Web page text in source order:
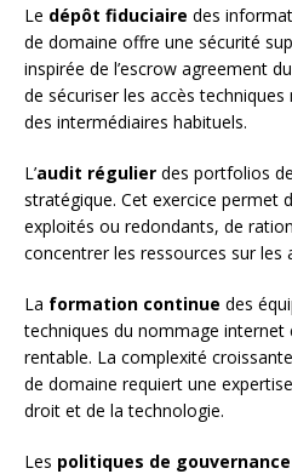
Le dépôt fiduciaire des
de domaine offre une sécurité
inspirée de l’escrow agreement
de sécuriser les accès
des intermédiaires habituels.
L’audit régulier des portfolios
stratégique. Cet exercice permet
exploités ou redondants, de
concentrer les ressources sur
La formation continue des
techniques du nommage
rentable. La complexité
de domaine requiert une
droit et de la technologie.
Les politiques de